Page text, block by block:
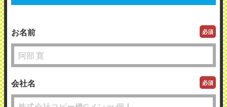
お名前 必須
会社名 必須